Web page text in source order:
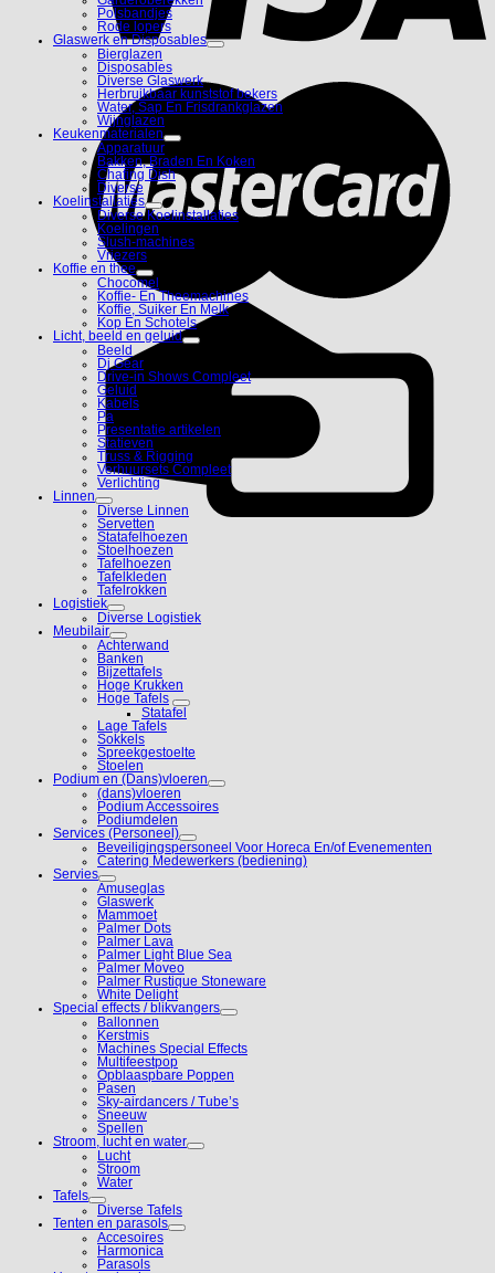
Polsbandjes
Rode lopers
Glaswerk en Disposables
Bierglazen
Disposables
Diverse Glaswerk
Herbruikbaar kunststof bekers
Water, Sap En Frisdrankglazen
Wijnglazen
Keukenmaterialen
Apparatuur
Bakken, Braden En Koken
Chafing Dish
Diverse
Koelinstallaties
Diverse Koelinstallaties
Koelingen
Slush-machines
Vriezers
Koffie en thee
Chocomel
Koffie- En Theemachines
Koffie, Suiker En Melk
Kop En Schotels
Licht, beeld en geluid
Beeld
Dj Gear
Drive-in Shows Compleet
Geluid
Kabels
Pa
Presentatie artikelen
Statieven
Truss & Rigging
Verhuursets Compleet
Verlichting
Linnen
Diverse Linnen
Servetten
Statafelhoezen
Stoelhoezen
Tafelhoezen
Tafelkleden
Tafelrokken
Logistiek
Diverse Logistiek
Meubilair
Achterwand
Banken
Bijzettafels
Hoge Krukken
Hoge Tafels
Statafel
Lage Tafels
Sokkels
Spreekgestoelte
Stoelen
Podium en (Dans)vloeren
(dans)vloeren
Podium Accessoires
Podiumdelen
Services (Personeel)
Beveiligingspersoneel Voor Horeca En/of Evenementen
Catering Medewerkers (bediening)
Servies
Amuseglas
Glaswerk
Mammoet
Palmer Dots
Palmer Lava
Palmer Light Blue Sea
Palmer Moveo
Palmer Rustique Stoneware
White Delight
Special effects / blikvangers
Ballonnen
Kerstmis
Machines Special Effects
Multifeestpop
Opblaaspbare Poppen
Pasen
Sky-airdancers / Tube’s
Sneeuw
Spellen
Stroom, lucht en water
Lucht
Stroom
Water
Tafels
Diverse Tafels
Tenten en parasols
Accesoires
Harmonica
Parasols